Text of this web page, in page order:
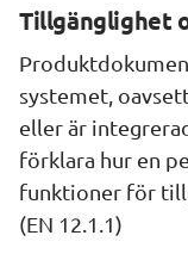
Tillgänglighet
systemet,
eller är
förklara hur en
funktioner för
(EN 12.1.1)